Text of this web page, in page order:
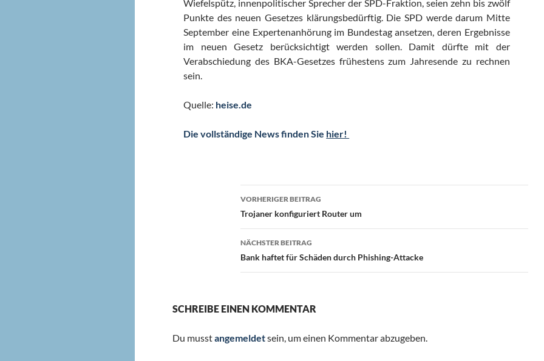
Wiefelspütz, innenpolitischer Sprecher der SPD-Fraktion, seien zehn bis zwölf
Punkte des neuen Gesetzes klärungsbedürftig. Die SPD werde darum Mitte
September eine Expertenanhörung im Bundestag ansetzen, deren Ergebnisse
im neuen Gesetz berücksichtigt werden sollen. Damit dürfte mit der
Verabschiedung des BKA-Gesetzes frühestens zum Jahresende zu rechnen
sein.
Quelle: heise.de
Die vollständige News finden Sie hier!
Beitragsnavigation
VORHERIGER BEITRAG
Trojaner konfiguriert Router um
NÄCHSTER BEITRAG
Bank haftet für Schäden durch Phishing-Attacke
SCHREIBE EINEN KOMMENTAR
Du musstangemeldetsein, um einen Kommentar abzugeben.